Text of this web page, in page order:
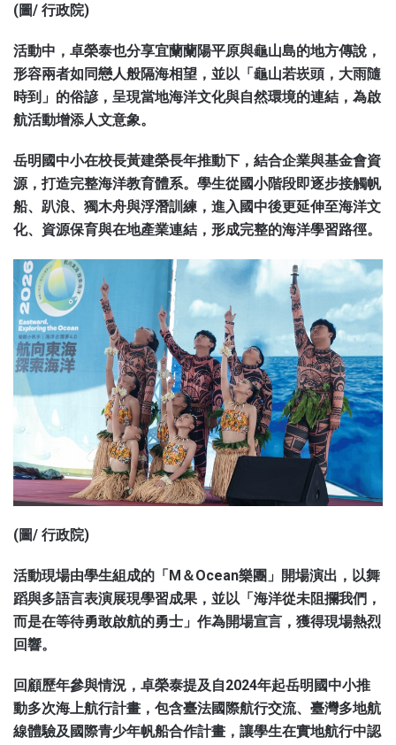
(圖/ 行政院)
活動中，卓榮泰也分享宜蘭蘭陽平原與龜山島的地方傳說，
形容兩者如同戀人般隔海相望，並以「龜山若崁頭，大雨隨
時到」的俗諺，呈現當地海洋文化與自然環境的連結，為啟
航活動增添人文意象。
岳明國中小在校長黃建榮長年推動下，結合企業與基金會資
源，打造完整海洋教育體系。學生從國小階段即逐步接觸帆
船、趴浪、獨木舟與浮潛訓練，進入國中後更延伸至海洋文
化、資源保育與在地產業連結，形成完整的海洋學習路徑。
(圖/ 行政院)
活動現場由學生組成的「M＆Ocean樂團」開場演出，以舞
蹈與多語言表演展現學習成果，並以「海洋從未阻攔我們，
而是在等待勇敢啟航的勇士」作為開場宣言，獲得現場熱烈
回響。
回顧歷年參與情況，卓榮泰提及自2024年起岳明國中小推
動多次海上航行計畫，包含臺法國際航行交流、臺灣多地航
線體驗及國際青少年帆船合作計畫，讓學生在實地航行中認